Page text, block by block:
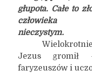
głupota. Całe to
człowieka
nieczystym.
Wielokrotnie
Jezus gromił
faryzeuszów i